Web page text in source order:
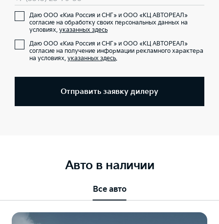
Даю ООО «Киа Россия и СНГ» и ООО «КЦ АВТОРЕАЛ»
согласие на обработку своих персональных данных на
условиях, указанных здесь
Даю ООО «Киа Россия и СНГ» и ООО «КЦ АВТОРЕАЛ»
согласие на получение информации рекламного характера
на условиях, указанных здесь.
Отправить заявку дилеру
Авто в наличии
Все авто